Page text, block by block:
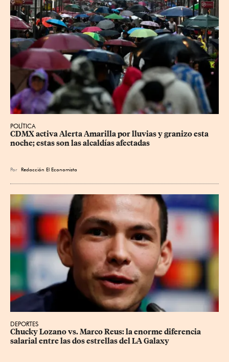
POLÍTICA
CDMX activa Alerta Amarilla por lluvias y granizo esta
noche; estas son las alcaldías afectadas
Por Redacción El Economista
DEPORTES
Chucky Lozano vs. Marco Reus: la enorme diferencia
salarial entre las dos estrellas del LA Galaxy